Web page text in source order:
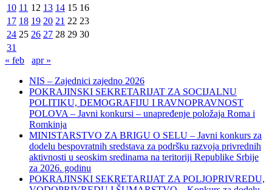
10 11 12 13 14 15 16
17 18 19 20 21 22 23
24 25 26 27 28 29 30
31
« feb
apr »
NIS – Zajednici zajedno 2026
POKRAJINSKI SEKRETARIJAT ZA SOCIJALNU
POLITIKU, DEMOGRAFIJU I RAVNOPRAVNOST
POLOVA – Javni konkursi – unapređenje položaja Roma i
Romkinja
MINISTARSTVO ZA BRIGU O SELU – Javni konkurs za
dodelu bespovratnih sredstava za podršku razvoja privrednih
aktivnosti u seoskim sredinama na teritoriji Republike Srbije
za 2026. godinu
POKRAJINSKI SEKRETARIJAT ZA POLJOPRIVREDU,